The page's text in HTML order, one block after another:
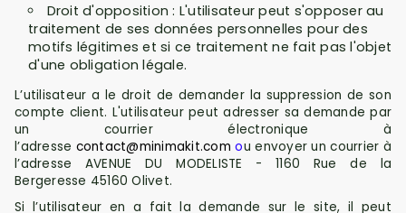
Droit d'opposition : L'utilisateur peut s'opposer au
traitement de ses données personnelles pour des
motifs légitimes et si ce traitement ne fait pas l'objet
d'une obligation légale.
L’utilisateur a le droit de demander la suppression de son
compte client. L'utilisateur peut adresser sa demande par
un courrier électronique à
l’adresse contact@minimakit.comou envoyer un courrier à
l’adresse AVENUE DU MODELISTE - 1160 Rue de la
Bergeresse 45160 Olivet.
Si l’utilisateur en a fait la demande sur le site, il peut